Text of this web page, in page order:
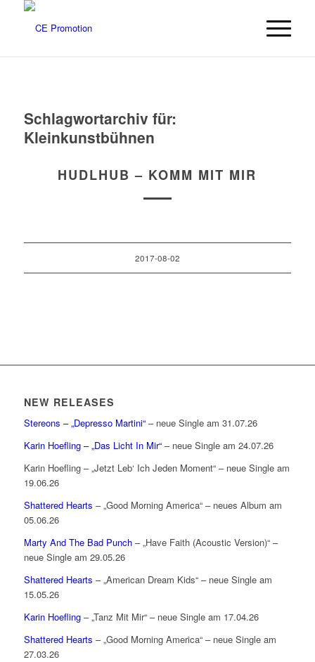
Schlagwortarchiv für:
Kleinkunstbühnen
HUDLHUB – KOMM MIT MIR
2017-08-02
NEW RELEASES
Stereons – „Depresso Martini“– neue Single am 31.07.26
Karin Hoefling – „Das Licht In Mir“– neue Single am 24.07.26
Karin Hoefling – „Jetzt Leb‘ Ich Jeden Moment“ – neue Single am
19.06.26
Shattered Hearts – „Good Morning America“ – neues Album am
05.06.26
Marty And The Bad Punch– „Have Faith (Acoustic Version)“ –
neue Single am 29.05.26
Shattered Hearts – „American Dream Kids“ – neue Single am
15.05.26
Karin Hoefling– „Tanz Mit Mir“ – neue Single am 17.04.26
Shattered Hearts – „Good Morning America“ – neue Single am
27.03.26